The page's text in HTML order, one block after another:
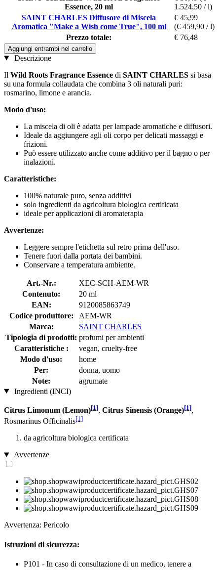
Essence, 20 ml
1.524,50 / l)
SAINT CHARLES Diffusore di Miscela
Aromatica "Make a Wish come True", 100 ml
€ 45,99
(€ 459,90 / l)
Prezzo totale:
€ 76,48
Aggiungi entrambi nel carrello
Descrizione
Il Wild Roots Fragrance Essence di SAINT CHARLES si basa
su una formula collaudata che combina 3 oli naturali puri:
rosmarino, limone e arancia.
Modo d'uso:
La miscela di oli è adatta per lampade aromatiche e diffusori.
Ideale da aggiungere agli oli corpo per delicati massaggi e
frizioni.
Può essere utilizzato anche come additivo per il bagno o per
inalazioni.
Caratteristiche:
100% naturale puro, senza additivi
solo ingredienti da agricoltura biologica certificata
ideale per applicazioni di aromaterapia
Avvertenze:
Leggere sempre l'etichetta sul retro prima dell'uso.
Tenere fuori dalla portata dei bambini.
Conservare a temperatura ambiente.
Art.-Nr.:
XEC-SCH-AEM-WR
Contenuto:
20 ml
EAN:
9120085863749
Codice produttore:
AEM-WR
Marca:
SAINT CHARLES
Tipologia di prodotti: profumi per ambienti
Caratteristiche :
vegan, cruelty-free
Modo d'uso:
home
Per:
donna, uomo
Note:
agrumate
Ingredienti (INCI)
Citrus Limonum (Lemon)[1], Citrus Sinensis (Orange)[1],
Rosmarinus Officinalis[1]
da agricoltura biologica certificata
Avvertenze
Avvertenza: Pericolo
Istruzioni di sicurezza:
P101 - In caso di consultazione di un medico, tenere a